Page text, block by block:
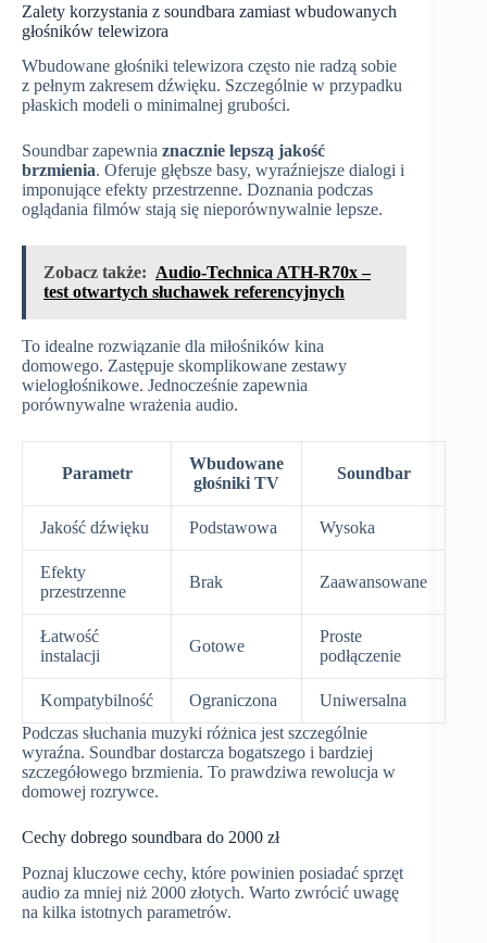
Zalety korzystania z soundbara zamiast wbudowanych
głośników telewizora
Wbudowane głośniki telewizora często nie radzą sobie
z pełnym zakresem dźwięku. Szczególnie w przypadku
płaskich modeli o minimalnej grubości.
Soundbar zapewnia znacznie lepszą jakość
brzmienia. Oferuje głębsze basy, wyraźniejsze dialogi i
imponujące efekty przestrzenne. Doznania podczas
oglądania filmów stają się nieporównywalnie lepsze.
Zobacz także: Audio-Technica ATH-R70x –
test otwartych słuchawek referencyjnych
To idealne rozwiązanie dla miłośników kina
domowego. Zastępuje skomplikowane zestawy
wielogłośnikowe. Jednocześnie zapewnia
porównywalne wrażenia audio.
Parametr
Wbudowane
głośniki TV
Soundbar
Jakość dźwięku Podstawowa Wysoka
Efekty
przestrzenne
Brak Zaawansowane
Łatwość
instalacji
Gotowe
Proste
podłączenie
Kompatybilność Ograniczona
Uniwersalna
Podczas słuchania muzyki różnica jest szczególnie
wyraźna. Soundbar dostarcza bogatszego i bardziej
szczegółowego brzmienia. To prawdziwa rewolucja w
domowej rozrywce.
Cechy dobrego soundbara do 2000 zł
Poznaj kluczowe cechy, które powinien posiadać sprzęt
audio za mniej niż 2000 złotych. Warto zwrócić uwagę
na kilka istotnych parametrów.